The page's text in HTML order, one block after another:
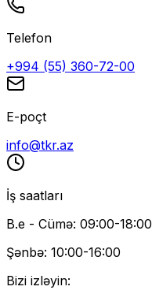
Telefon
+994 (55) 360-72-00
E-poçt
info@tkr.az
İş saatları
B.e - Cümə: 09:00-18:00
Şənbə: 10:00-16:00
Bizi izləyin: